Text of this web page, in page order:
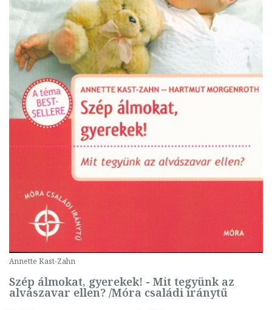
Annette Kast-Zahn
Szép álmokat, gyerekek! - Mit tegyünk az
alvászavar ellen? /Móra családi iránytű